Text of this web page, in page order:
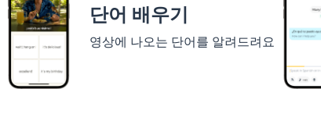
단어 배우기
영상에 나오는 단어를 알려드려요